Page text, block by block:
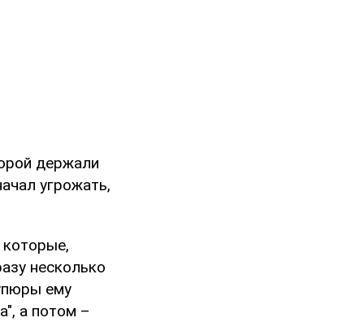
держали
угрожать,
которые,
несколько
ему
а потом –